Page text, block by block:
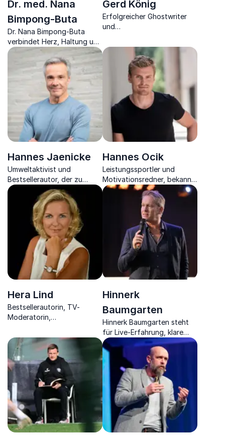
Dr. med. Nana
Bimpong-Buta
Dr. Nana Bimpong-Buta
verbindet Herz, Haltung und
Leistung. In seinen Keynotes
zeigt er, wie Motivation,
Resilienz und Menschlichkeit
nachhaltigen Erfolg prägen.
Gerd König
Erfolgreicher Ghostwriter
und
mit Spiegelbestsellern
Hannes Jaenicke
Umweltaktivist und
Bestsellerautor, der zu
nachhaltigem Handeln
inspiriert und klare Analysen
zu Umweltschutz und
Menschenrechten bietet.
Hannes Ocik
Leistungssportler und
Motivationsredner, bekannt
für seine beeindruckende
Karriere als Ruderer im
Deutschland-Achter.
Hera Lind
Bestsellerautorin, TV-
Moderatorin,
inspiriert zu neuer Kraft,
nach Misserfolgen wieder
aufzustehen.
Hinnerk
Baumgarten
Hinnerk Baumgarten steht
für Live-Erfahrung, klare
Kommunikation und
souveränes Auftreten unter
Druck.